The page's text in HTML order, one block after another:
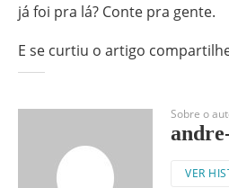
já foi pra lá? Conte pra gente.
E se curtiu o artigo
Sobre o
VER